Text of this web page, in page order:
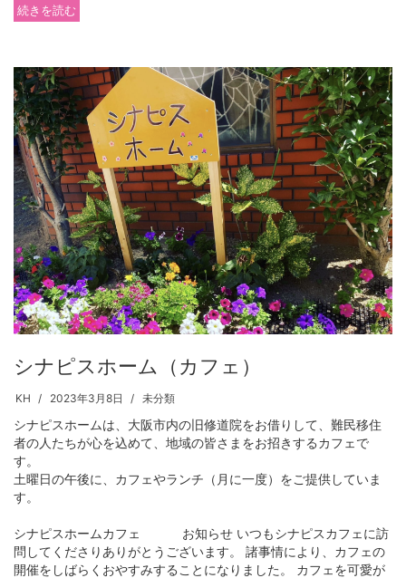
続きを読む
シナピスホーム（カフェ）
KH 2023年3月8日 未分類
シナピスホームは、大阪市内の旧修道院をお借りして、難民移住
者の人たちが心を込めて、地域の皆さまをお招きするカフェで
す。
土曜日の午後に、カフェやランチ（月に一度）をご提供していま
す。
シナピスホームカフェ お知らせ いつもシナピスカフェに訪
問してくださりありがとうございます。 諸事情により、カフェの
開催をしばらくおやすみすることになりました。 カフェを可愛が